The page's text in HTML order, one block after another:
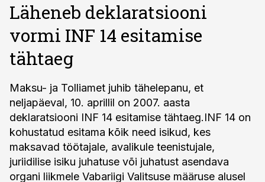
Läheneb deklaratsiooni
vormi INF 14 esitamise
tähtaeg
Maksu- ja Tolliamet juhib tähelepanu, et
neljapäeval, 10. aprillil on 2007. aasta
deklaratsiooni INF 14 esitamise tähtaeg.INF 14 on
kohustatud esitama kõik need isikud, kes
maksavad töötajale, avalikule teenistujale,
juriidilise isiku juhatuse või juhatust asendava
organi liikmele Vabariigi Valitsuse määruse alusel